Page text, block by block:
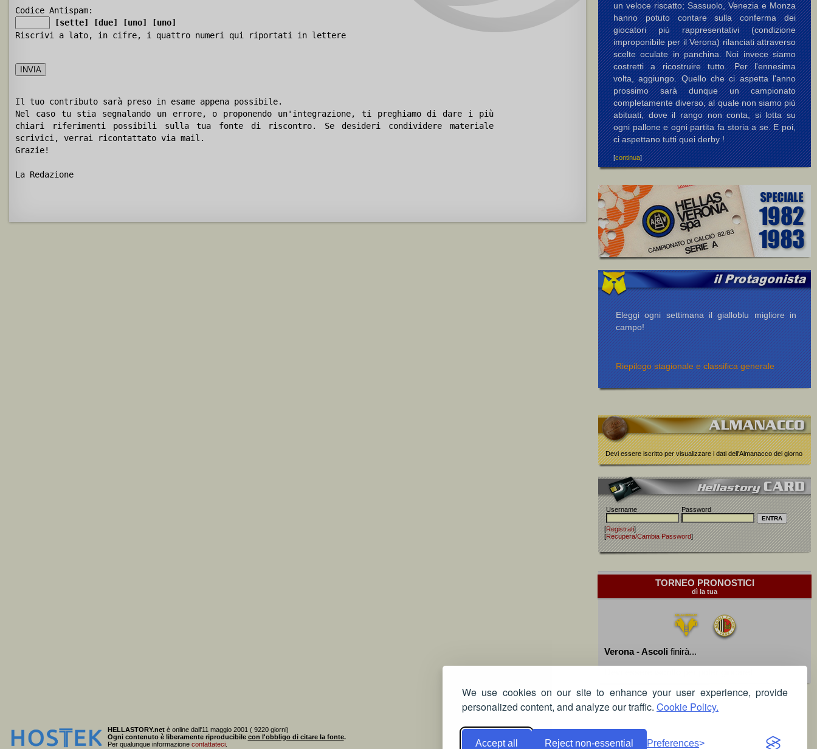
We use cookies on our site to enhance your user experience, provide
personalized content, and analyze our traffic. Cookie Policy.
Accept all Reject non-essential Preferences
Codice Antispam:
[sette]
[due] [uno]
[uno]
Riscrivi a lato, in cifre, i quattro numeri qui riportati in lettere
Il tuo contributo sarà preso in esame appena possibile.
Nel caso tu stia segnalando un errore, o proponendo un'integrazione, ti preghiamo di dare i più
chiari riferimenti possibili sulla tua fonte di riscontro. Se desideri condividere materiale
scrivici, verrai ricontattato via mail.
Grazie!
La Redazione
un veloce riscatto; Sassuolo, Venezia e Monza
hanno potuto contare sulla conferma dei
giocatori più rappresentativi (condizione
improponibile per il Verona) rilanciati attraverso
scelte oculate in panchina. Noi invece siamo
costretti a ricostruire tutto. Per l'ennesima
volta, aggiungo. Quello che ci aspetta l'anno
prossimo sarà dunque un campionato
completamente diverso, al quale non siamo più
abituati, dove il rango non conta, si lotta su
ogni pallone e ogni partita fa storia a se. E poi,
ci aspettano tutti quei derby !
[continua]
Eleggi ogni settimana il gialloblu migliore in
campo!
Riepilogo stagionale e classifica generale
Devi essere iscritto per visualizzare i dati dell'Almanacco del giorno
Username Password
[Registrati]
[Recupera/Cambia Password]
TORNEO PRONOSTICI
dì la tua
Verona - Ascoli finirà...
HELLASTORY.netè online dall'11 maggio 2001 ( 9220 giorni)
Ogni contenuto è liberamente riproducibile con l'obbligo di citare la fonte.
Per qualunque informazione contattateci.